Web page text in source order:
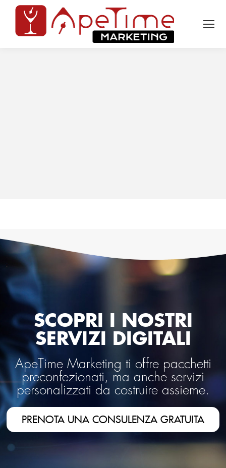
SCOPRI I NOSTRI
SERVIZI DIGITALI
ApeTime Marketing ti offre pacchetti
preconfezionati, ma anche servizi
personalizzati da costruire assieme.
PRENOTA UNA CONSULENZA GRATUITA